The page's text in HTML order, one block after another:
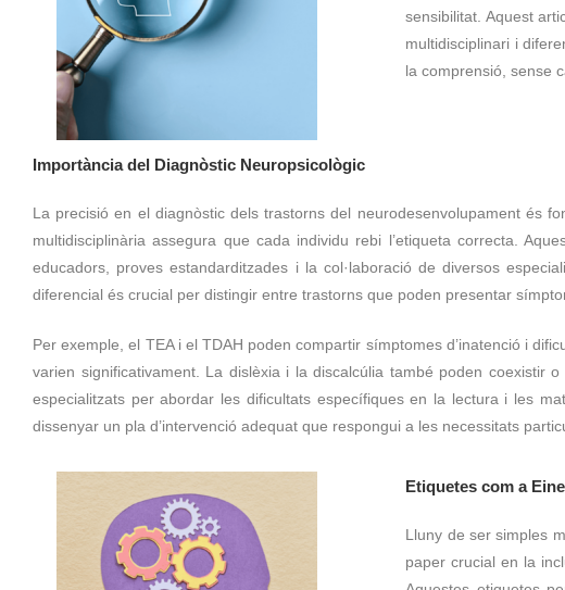
sensibilitat. Aquest
multidisciplinari i
la comprensió, sense
Importància del Diagnòstic Neuropsicològic
La precisió en el diagnòstic dels trastorns del neurodesenvolupament és
multidisciplinària assegura que cada individu rebi l’etiqueta correcta.
educadors, proves estandarditzades i la col·laboració de diversos
diferencial és crucial per distingir entre trastorns que poden presentar
Per exemple, el TEA i el TDAH poden compartir símptomes d’inatenció i
varien significativament. La dislèxia i la discalcúlia també poden coexistir
especialitzats per abordar les dificultats específiques en la lectura i les
dissenyar un pla d’intervenció adequat que respongui a les necessitats
Etiquetes com a
Lluny de ser simples
paper crucial en la